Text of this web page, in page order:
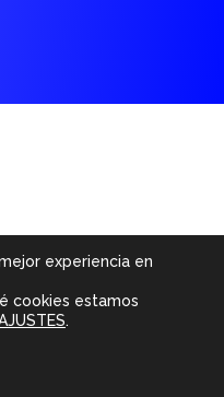
consectetur
imperdiet
facilisis.
experiencia en
cookies estamos
.